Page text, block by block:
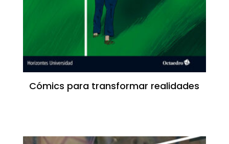
Cómics para transformar realidades